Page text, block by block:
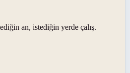
an, istediğin yerde çalış.